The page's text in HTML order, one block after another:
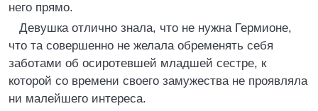
него прямо.
Девушка отлично знала, что не нужна Гермионе,
что та совершенно не желала обременять себя
заботами об осиротевшей младшей сестре, к
которой со времени своего замужества не проявляла
ни малейшего интереса.